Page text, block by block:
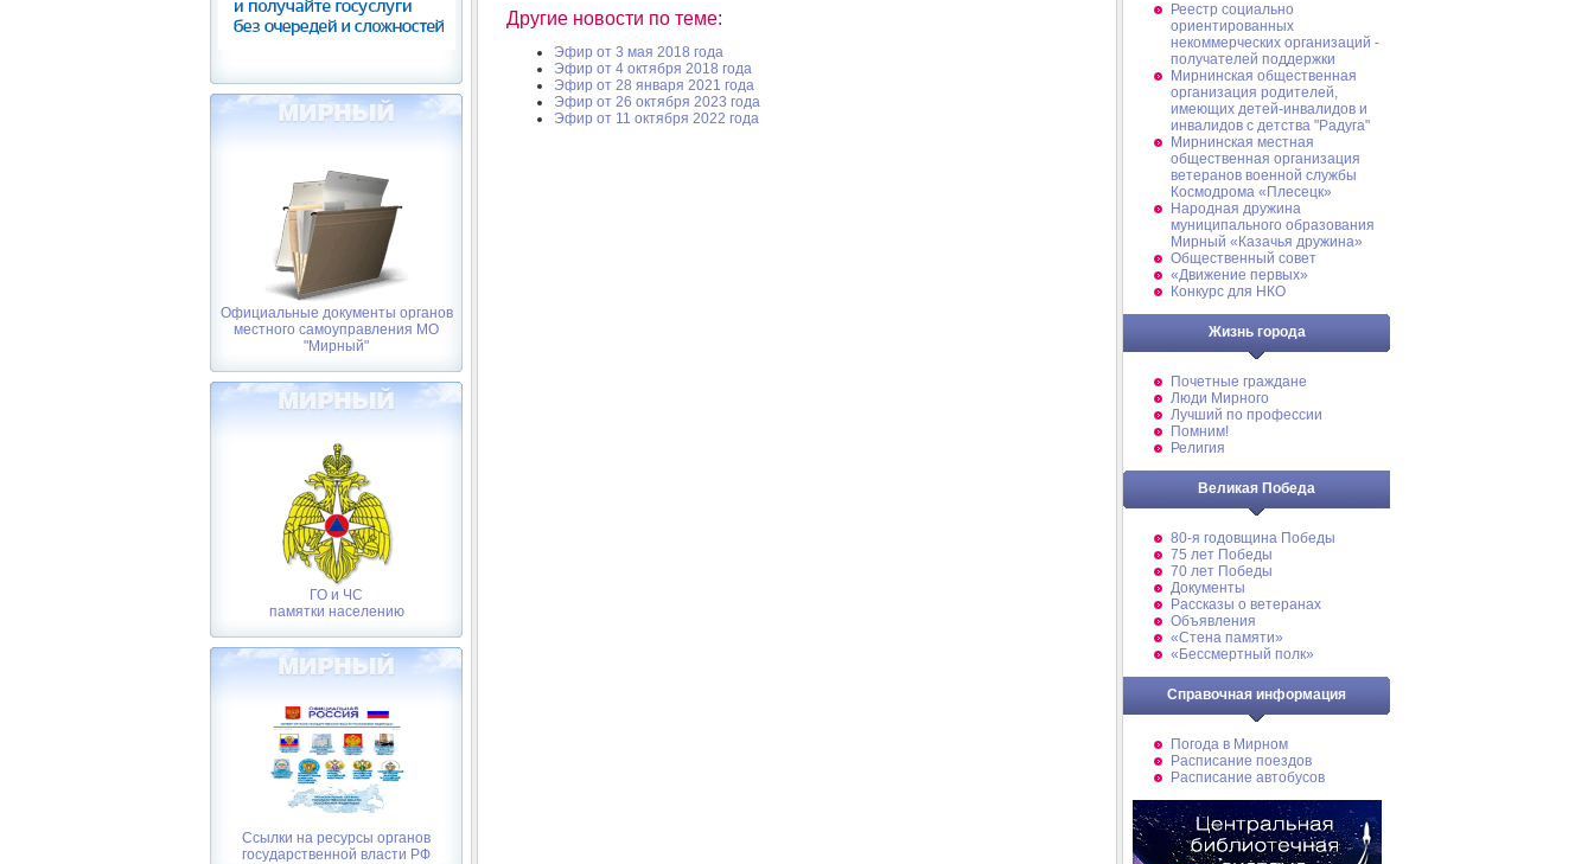
Официальные документы органов
местного самоуправления МО
"Мирный"
ГО и ЧС
памятки населению
Ссылки на ресурсы органов
государственной власти РФ
Другие новости по теме:
Эфир от 3 мая 2018 года
Эфир от 4 октября 2018 года
Эфир от 28 января 2021 года
Эфир от 26 октября 2023 года
Эфир от 11 октября 2022 года
Реестр социально
ориентированных
некоммерческих организаций -
получателей поддержки
Мирнинская общественная
организация родителей,
имеющих детей-инвалидов и
инвалидов с детства "Радуга"
Мирнинская местная
общественная организация
ветеранов военной службы
Космодрома «Плесецк»
Народная дружина
муниципального образования
Мирный «Казачья дружина»
Общественный совет
«Движение первых»
Конкурс для НКО
Жизнь города
Почетные граждане
Люди Мирного
Лучший по профессии
Помним!
Религия
Великая Победа
80-я годовщина Победы
75 лет Победы
70 лет Победы
Документы
Рассказы о ветеранах
Объявления
«Стена памяти»
«Бессмертный полк»
Справочная информация
Погода в Мирном
Расписание поездов
Расписание автобусов